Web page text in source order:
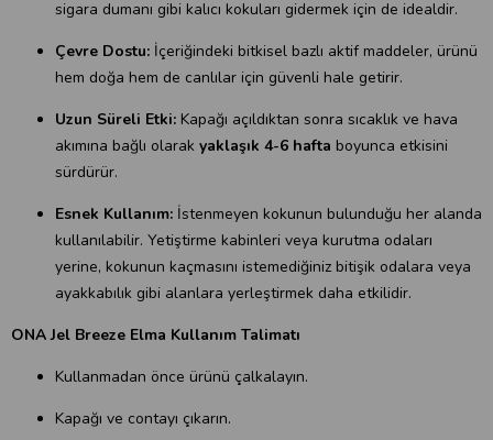
sigara dumanı gibi kalıcı kokuları gidermek için de idealdir.
Çevre Dostu: İçeriğindeki bitkisel bazlı aktif maddeler, ürünü
hem doğa hem de canlılar için güvenli hale getirir.
Uzun Süreli Etki: Kapağı açıldıktan sonra sıcaklık ve hava
akımına bağlı olarak yaklaşık 4-6 hafta boyunca etkisini
sürdürür.
Esnek Kullanım: İstenmeyen kokunun bulunduğu her alanda
kullanılabilir. Yetiştirme kabinleri veya kurutma odaları
yerine, kokunun kaçmasını istemediğiniz bitişik odalara veya
ayakkabılık gibi alanlara yerleştirmek daha etkilidir.
ONA Jel Breeze Elma Kullanım Talimatı
Kullanmadan önce ürünü çalkalayın.
Kapağı ve contayı çıkarın.